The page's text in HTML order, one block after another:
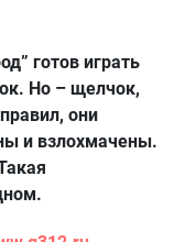
готов играть
Но – щелчок,
они
и взлохмачены.